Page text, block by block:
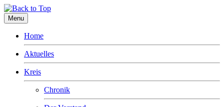
Menu
Home
Aktuelles
Kreis
Chronik